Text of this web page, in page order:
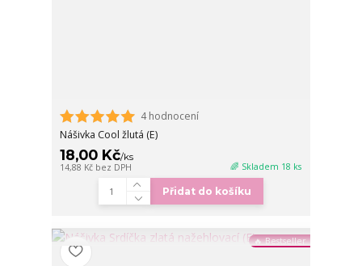
4 hodnocení
Nášivka Cool žlutá (E)
18,00 Kč/ks
14,88 Kč bez DPH 🌈 Skladem 18 ks
Přidat do košíku
🔥 Bestseller